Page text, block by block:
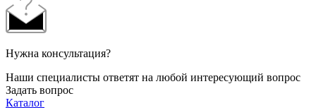
Нужна консультация?
Наши специалисты ответят на любой интересующий вопрос
Задать вопрос
Каталог